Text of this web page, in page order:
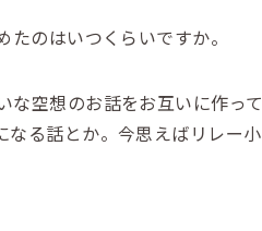
のはいつくらいですか。
空想のお話をお互いに作って
なる話とか。今思えばリレー小